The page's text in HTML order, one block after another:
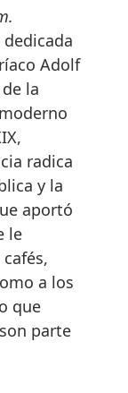
Adolf
la
radica
y la
aportó
le
a los
que
parte